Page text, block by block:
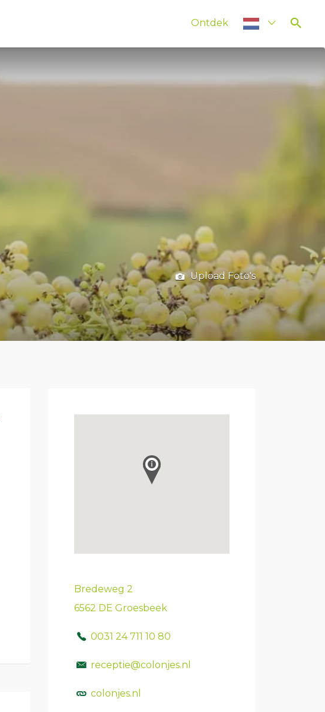
Ontdek
Upload Foto's
Bredeweg 2
6562 DE Groesbeek
0031 24 711 10 80
receptie@colonjes.nl
colonjes.nl